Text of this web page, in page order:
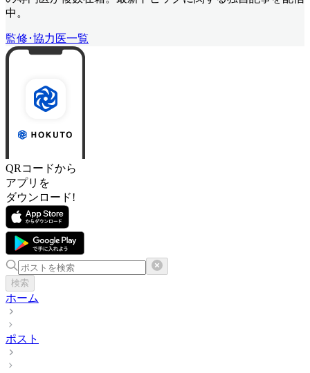
中。
監修･協力医一覧
QRコードから
アプリを
ダウンロード!
検索
ホーム
ポスト